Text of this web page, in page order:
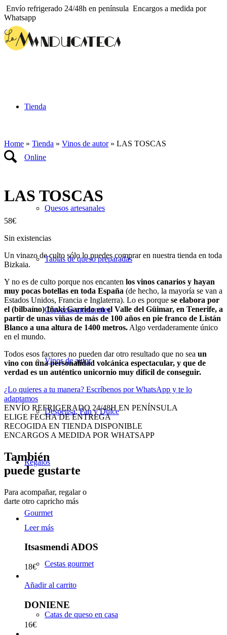
Envío refrigerado 24/48h en península Encargos a medida por
Whatsapp
Tienda
Online
Quesos artesanales
Tablas de queso preparadas
Cervezas artesanales
Vinos de autor
Despensa, Pan y Dulce
Regalos
Gourmet
Cestas gourmet
Catas de queso en casa
Home » Tienda » Vinos de autor» LAS TOSCAS
LAS TOSCAS
58€
Sin existencias
Un vinazo de culto sólo lo puedes comprar en nuestra tienda en toda
Bizkaia.
Y no es de culto porque nos encanten los vinos canarios y hayan
muy pocas botellas en toda España (de hecho, la mayoría se van a
Estados Unidos, Francia e Inglaterra). Lo es porque se elabora por
el (bilbaíno) Iñaki Garrido en el Valle del Güimar, en Tenerife, a
partir de unas viñas de más de 100 años en pie franco de Listán
Blanco a una altura de 1400 metros. Algo verdaderamente único
en el mundo.
Todos esos factores no pueden dar otro resultado que no sea un
vino con una personalidad volcánica espectacular, y que de
verdad es un auténtico unicornio muy difícil de conseguir.
¿Lo quieres a tu manera? Escríbenos por WhatsApp y te lo
adaptamos
ENVÍO REFRIGERADO 24/48H EN PENÍNSULA
ELIGE FECHA DE ENTREGA
RECOGIDA EN TIENDA DISPONIBLE
ENCARGOS A MEDIDA POR WHATSAPP
También
puede gustarte
Para acompañar, regalar o
darte otro capricho más
Leer más
Itsasmendi ADOS
18€
Añadir al carrito
DONIENE
16€